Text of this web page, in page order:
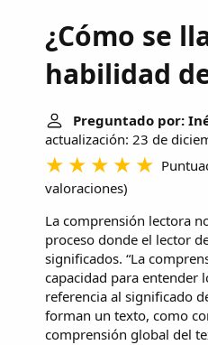
¿Cómo se
habilidad
Preguntado por:
actualización: 23 de
valoraciones)
La comprensión lectora
proceso donde el lector
significados. “La
capacidad para entender
referencia al significado
forman un texto, como
comprensión global del